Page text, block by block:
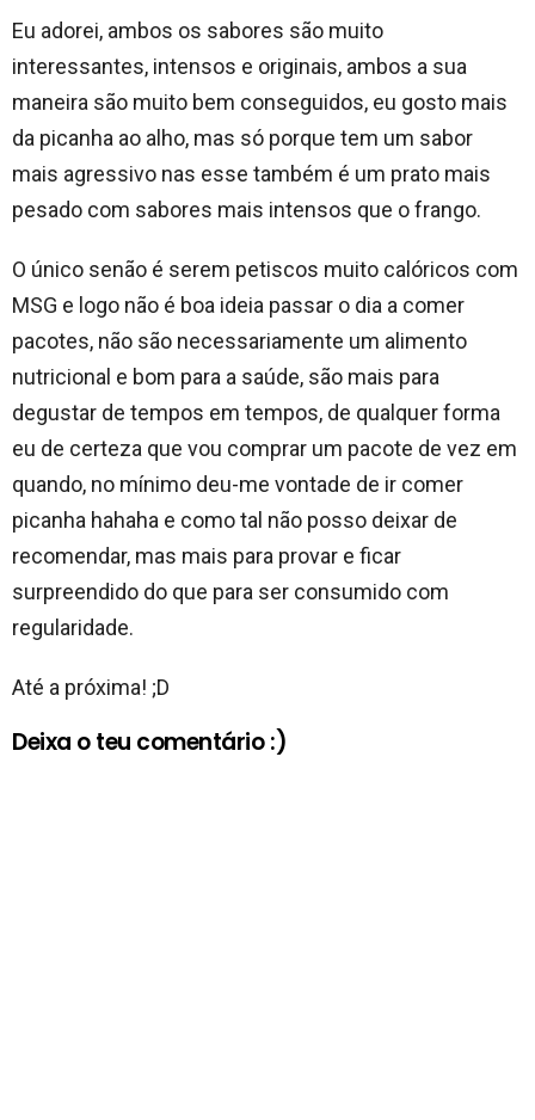
Eu adorei, ambos os sabores são muito
interessantes, intensos e originais, ambos a sua
maneira são muito bem conseguidos, eu gosto mais
da picanha ao alho, mas só porque tem um sabor
mais agressivo nas esse também é um prato mais
pesado com sabores mais intensos que o frango.
O único senão é serem petiscos muito calóricos com
MSG e logo não é boa ideia passar o dia a comer
pacotes, não são necessariamente um alimento
nutricional e bom para a saúde, são mais para
degustar de tempos em tempos, de qualquer forma
eu de certeza que vou comprar um pacote de vez em
quando, no mínimo deu-me vontade de ir comer
picanha hahaha e como tal não posso deixar de
recomendar, mas mais para provar e ficar
surpreendido do que para ser consumido com
regularidade.
Até a próxima! ;D
Deixa o teu comentário :)